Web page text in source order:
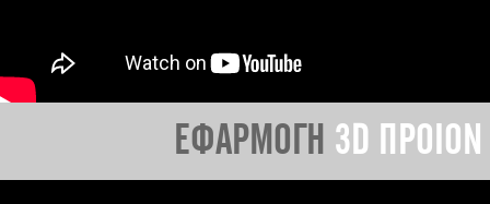
ΕΦΑΡΜΟΓΗ 3D ΠΡΟΙΟΝ